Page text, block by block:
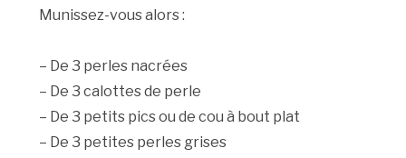
Munissez-vous alors :
– De 3 perles nacrées
– De 3 calottes de perle
– De 3 petits pics ou de cou à bout plat
– De 3 petites perles grises